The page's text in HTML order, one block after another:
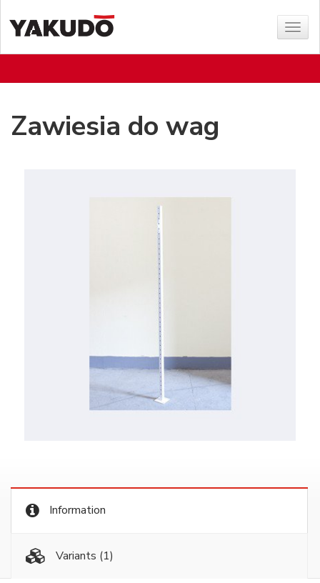
Show
menu
Zawiesia do wag
Information
Variants (1)